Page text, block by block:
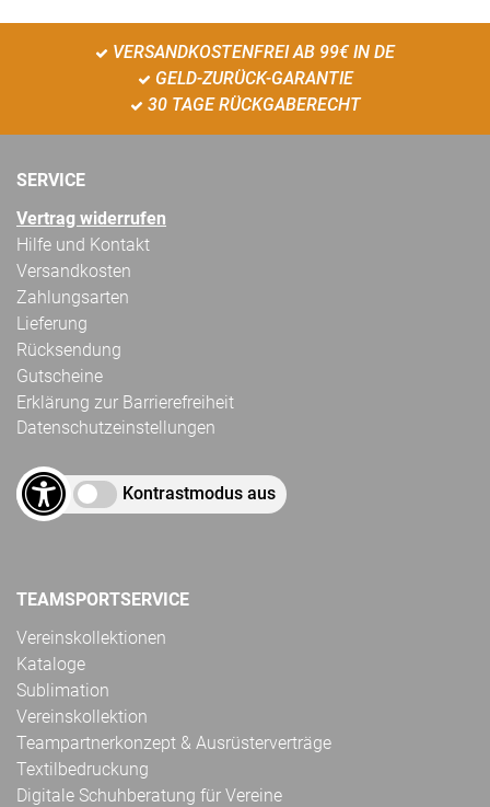
VERSANDKOSTENFREI AB 99€ IN DE
GELD-ZURÜCK-GARANTIE
30 TAGE RÜCKGABERECHT
SERVICE
Vertrag widerrufen
Hilfe und Kontakt
Versandkosten
Zahlungsarten
Lieferung
Rücksendung
Gutscheine
Erklärung zur Barrierefreiheit
Datenschutzeinstellungen
Kontrastmodus aus
TEAMSPORTSERVICE
Vereinskollektionen
Kataloge
Sublimation
Vereinskollektion
Teampartnerkonzept & Ausrüsterverträge
Textilbedruckung
Digitale Schuhberatung für Vereine